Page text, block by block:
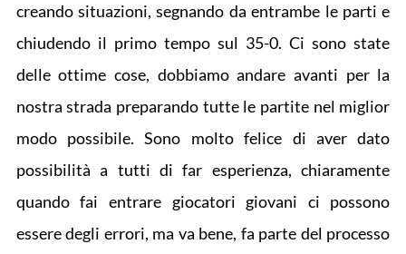
creando situazioni, segnando da entrambe le parti e
chiudendo il primo tempo sul 35-0. Ci sono state
delle ottime cose, dobbiamo andare avanti per la
nostra strada preparando tutte le partite nel miglior
modo possibile. Sono molto felice di aver dato
possibilità a tutti di far esperienza, chiaramente
quando fai entrare giocatori giovani ci possono
essere degli errori, ma va bene, fa parte del processo